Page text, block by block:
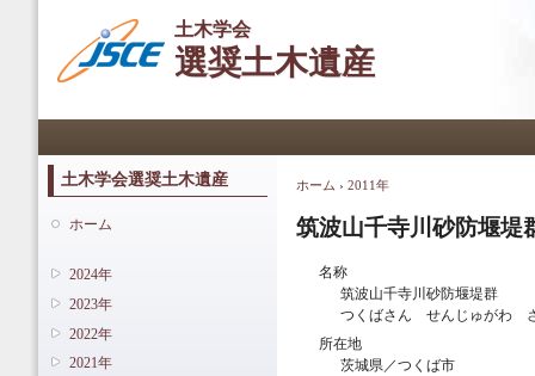
移
動
土木学会
選奨土木遺産
土木学会選奨土木遺産
ホーム
2024年
2023年
2022年
2021年
現在地
ホーム › 2011年
筑波山千寺川砂防堰堤
名称
筑波山千寺川砂防堰堤群
つくばさん せんじゅがわ
所在地
茨城県／つくば市